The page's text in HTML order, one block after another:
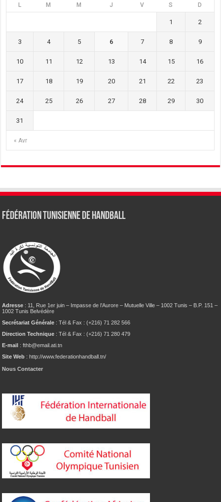
L M M J V S D
« Avr
1 2
3 4 5 6 7 8 9
10 11 12 13 14 15 16
17 18 19 20 21 22 23
24 25 26 27 28 29 30
31
Fédération tunisienne de Handball
Adresse : 11, Rue 1er juin – Impasse de l’Aurore – Mutuelle Ville – 1002 Tunis – B.P. 151 –
1002 Tunis Belvédère
Secrétariat Générale : Tél & Fax : (+216) 71 282 566
Direction Technique : Tél & Fax : (+216) 71 280 479
E-mail : fthb@email.ati.tn
Site Web : http://www.federationhandball.tn/
Nous Contacter